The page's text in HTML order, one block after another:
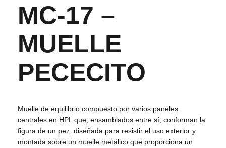
MC-17 –
MUELLE
PECECITO
Muelle de equilibrio compuesto por varios paneles
centrales en HPL que, ensamblados entre sí, conforman la
figura de un pez, diseñada para resistir el uso exterior y
montada sobre un muelle metálico que proporciona un